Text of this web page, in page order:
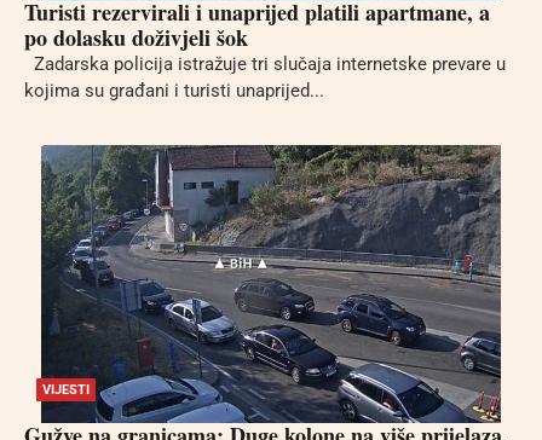
Turisti rezervirali i unaprijed platili apartmane, a
po dolasku doživjeli šok
Zadarska policija istražuje tri slučaja internetske prevare u
kojima su građani i turisti unaprijed...
VIJESTI